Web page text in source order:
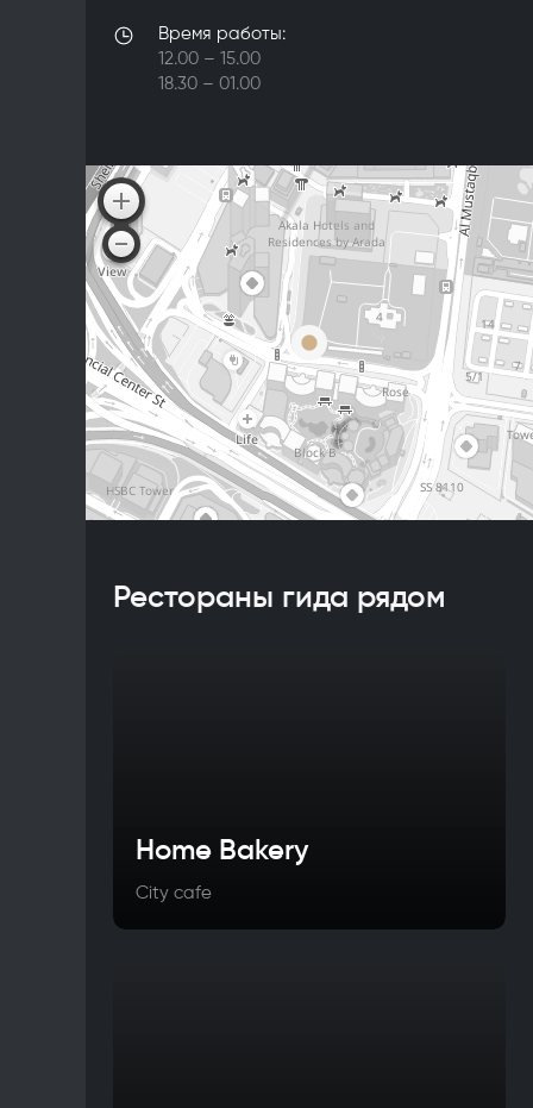
Время работы:
12.00 – 15.00
18.30 – 01.00
Рестораны гида рядом
Home Bakery
City cafe